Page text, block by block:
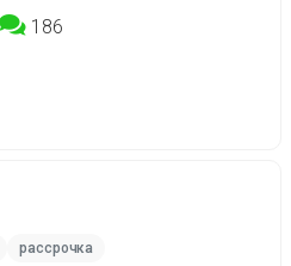
186
рассрочка